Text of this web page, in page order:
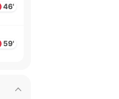
46'
59'